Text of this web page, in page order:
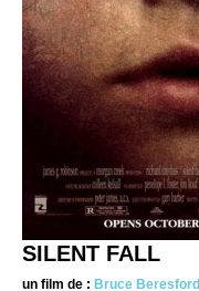
SILENT FALL
un film de : Bruce Beresford